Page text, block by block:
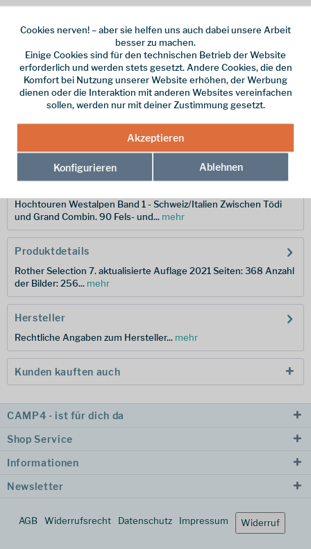
vorrätig | Lieferzeit 1-3 Werktage
In denWarenkorb
Merken
9783763330287
Beschreibung
Hochtouren Westalpen Band 1 - Schweiz/Italien Zwischen Tödi
und Grand Combin. 90 Fels- und... mehr
Produktdetails
Rother Selection 7. aktualisierte Auflage 2021 Seiten: 368 Anzahl
der Bilder: 256... mehr
Hersteller
Rechtliche Angaben zum Hersteller... mehr
Kunden kauften auch
CAMP4 - ist für dich da
Shop Service
Informationen
Newsletter
AGB Widerrufsrecht Datenschutz Impressum Widerruf
Cookies nerven! – aber sie helfen uns auch dabei unsere Arbeit
besser zu machen.
Einige Cookies sind für den technischen Betrieb der Website
erforderlich und werden stets gesetzt. Andere Cookies, die den
Komfort bei Nutzung unserer Website erhöhen, der Werbung
dienen oder die Interaktion mit anderen Websites vereinfachen
sollen, werden nur mit deiner Zustimmung gesetzt.
Akzeptieren
Konfigurieren Ablehnen